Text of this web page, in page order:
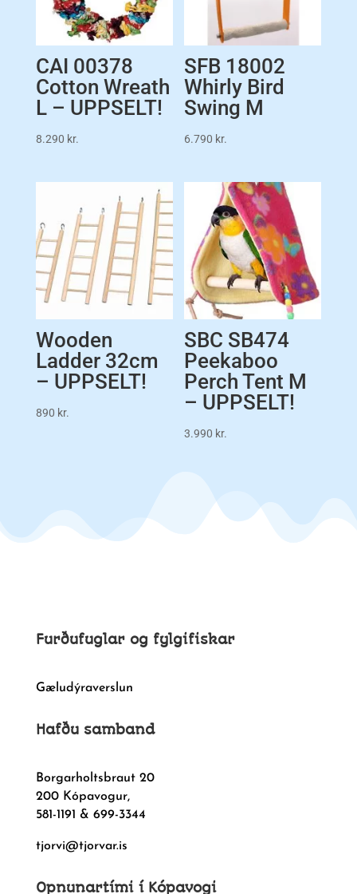
CAI 00378
Cotton Wreath
L – UPPSELT!
8.290 kr.
SFB 18002
Whirly Bird
Swing M
6.790 kr.
Wooden
Ladder 32cm
– UPPSELT!
890 kr.
SBC SB474
Peekaboo
Perch Tent M
– UPPSELT!
3.990 kr.
Furðufuglar og fylgifiskar
Gæludýraverslun
Hafðu samband
Borgarholtsbraut 20
200 Kópavogur,
581-1191 & 699-3344
tjorvi@tjorvar.is
Opnunartími í Kópavogi